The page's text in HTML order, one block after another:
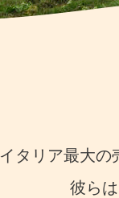
イタリア最大の
彼ら